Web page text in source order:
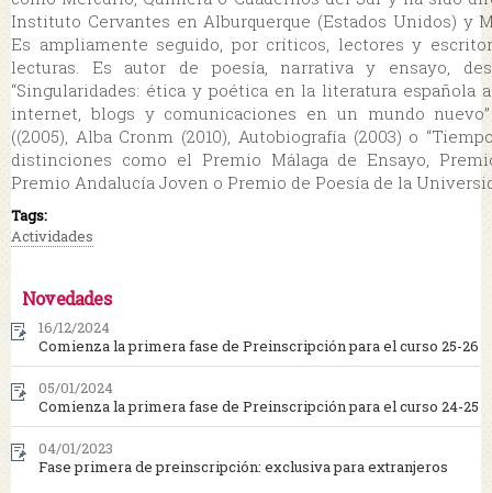
Instituto Cervantes en Alburquerque (Estados Unidos) y
Es ampliamente seguido, por críticos, lectores y
lecturas. Es autor de poesía, narrativa y ensayo,
“Singularidades: ética y poética en la literatura española
internet, blogs y comunicaciones en un mundo nuevo”
((2005), Alba Cronm (2010), Autobiografía (2003) o
distinciones como el Premio Málaga de Ensayo,
Premio Andalucía Joven o Premio de Poesía de la
Tags:
Actividades
Novedades
16/12/2024
Comienza la primera fase de Preinscripción para el curso 25-26
05/01/2024
Comienza la primera fase de Preinscripción para el curso 24-25
04/01/2023
Fase primera de preinscripción: exclusiva para extranjeros